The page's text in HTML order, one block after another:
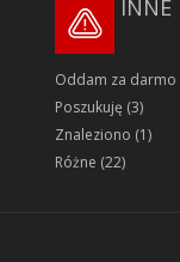
INNE
Oddam za darmo
Poszukuję (3)
Znaleziono (1)
Różne (22)